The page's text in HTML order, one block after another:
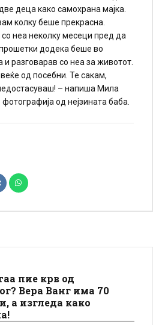
деца како самохрана мајка.
колку беше прекрасна.
неа неколку месеци пред да
додека беше во
и разговарав со неа за животот.
од посебни. Те сакам,
– напиша Мила
од нејзината баба.
пие крв од
Вера Ванг има 70
а изгледа како